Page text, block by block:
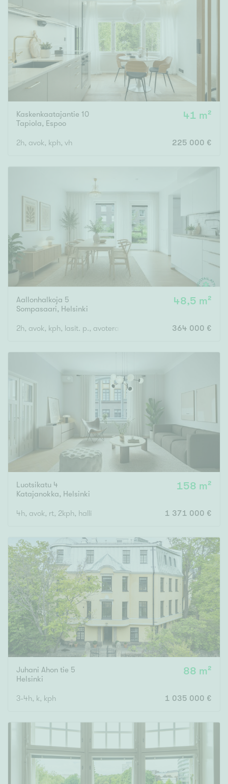
Kaskenkaatajantie 10
Tapiola, Espoo
41 m²
2h, avok, kph, vh 225 000 €
Aallonhalkoja 5
Sompasaari, Helsinki
48,5 m²
2h, avok, kph, lasit. p., avoterassi 364 000 €
Luotsikatu 4
Katajanokka, Helsinki
158 m²
4h, avok, rt, 2kph, halli 1 371 000 €
Juhani Ahon tie 5
Helsinki
88 m²
3-4h, k, kph 1 035 000 €